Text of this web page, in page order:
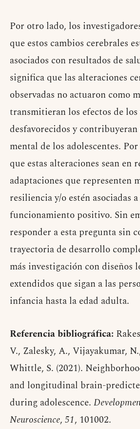
Por otro lado, los
que estos cambios cerebrales
asociados con resultados de
significa que las alteraciones
observadas no actuaron como
transmitieran los efectos de
desfavorecidos y
mental de los adolescentes.
que estas alteraciones sean en
adaptaciones que representen
resiliencia y/o estén asociadas
funcionamiento positivo. Sin
responder a esta pregunta sin
trayectoria de desarrollo
más investigación con diseños
extendidos que sigan a las
infancia hasta la edad adulta.
Referencia bibliográfica:
V., Zalesky, A., Vijayakumar,
Whittle, S. (2021).
and longitudinal brain-
during adolescence.
Neuroscience, 51, 101002.